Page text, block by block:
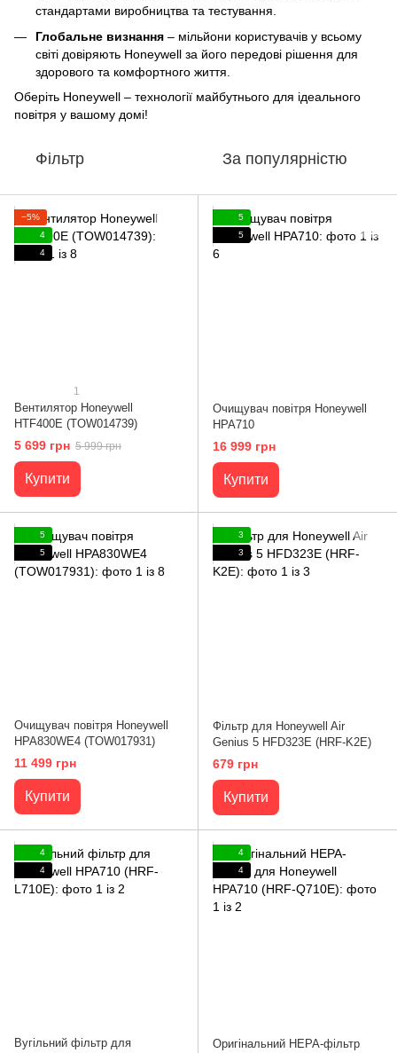
стандартами виробництва та тестування.
Глобальне визнання – мільйони користувачів у всьому
світі довіряють Honeywell за його передові рішення для
здорового та комфортного життя.
Оберіть Honeywell – технології майбутнього для ідеального
повітря у вашому домі!
Фільтр За популярністю
−5%
4
4
1
Вентилятор Honeywell
HTF400E (TOW014739)
5 699 грн 5 999 грн
Купити
5
5
Очищувач повітря Honeywell
HPA710
16 999 грн
Купити
5
5
Очищувач повітря Honeywell
HPA830WE4 (TOW017931)
11 499 грн
Купити
3
3
Фільтр для Honeywell Air
Genius 5 HFD323E (HRF-K2E)
679 грн
Купити
4
4
Вугільний фільтр для
4
4
Оригінальний HEPA-фільтр